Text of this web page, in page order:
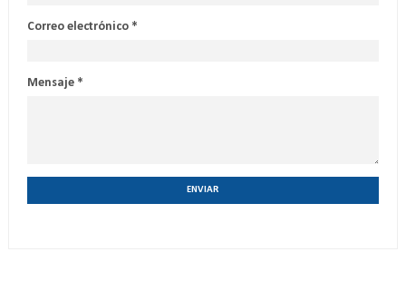
Correo electrónico *
Mensaje *